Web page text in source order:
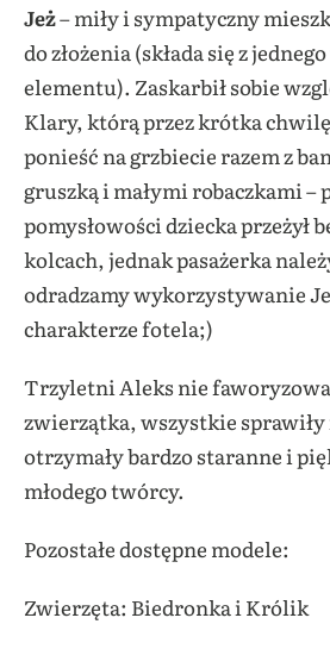
Jeż– miły i sympatyczny
do złożenia (składa się z
elementu). Zaskarbił sobie
Klary, którą przez krótka chwilę
ponieść na grzbiecie razem z
gruszką i małymi robaczkami –
pomysłowości dziecka przeżył
kolcach, jednak pasażerka
odradzamy wykorzystywanie
charakterze fotela;)
Trzyletni Aleks nie
zwierzątka, wszystkie
otrzymały bardzo staranne i
młodego twórcy.
Pozostałe dostępne modele:
Zwierzęta: Biedronka i Królik